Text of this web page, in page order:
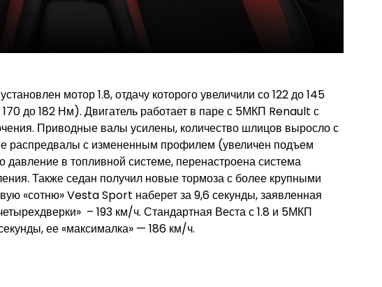
мотор 1.8, отдачу которого увеличили со 122 до 145
до 182 Нм). Двигатель работает в паре с 5МКП Renault с
Приводные валы усилены, количество шлицов выросло с
распредвалы с измененным профилем (увеличен подъем
в топливной системе, перенастроена система
Также седан получил новые тормоза с более крупными
«сотню» Vesta Sport наберет за 9,6 секунды, заявленная
– 193 км/ч. Стандартная Веста с 1.8 и 5МКП
ее «максималка» — 186 км/ч.